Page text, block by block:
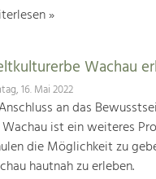
»
Wachau
16. Mai 2022
an das
ist ein weiteres
die Möglichkeit zu
hautnah zu erleben.